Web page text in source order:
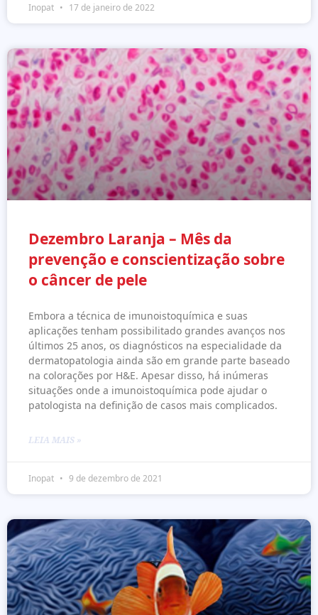
Inopat 17 de janeiro de 2022
Dezembro Laranja – Mês da
prevenção e conscientização sobre
o câncer de pele
Embora a técnica de imunoistoquímica e suas
aplicações tenham possibilitado grandes avanços nos
últimos 25 anos, os diagnósticos na especialidade da
dermatopatologia ainda são em grande parte baseado
na colorações por H&E. Apesar disso, há inúmeras
situações onde a imunoistoquímica pode ajudar o
patologista na definição de casos mais complicados.
LEIA MAIS »
Inopat 9 de dezembro de 2021